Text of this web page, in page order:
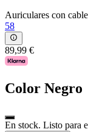
Auriculares con
58
89,99 €
Color Negro
En stock. Listo para